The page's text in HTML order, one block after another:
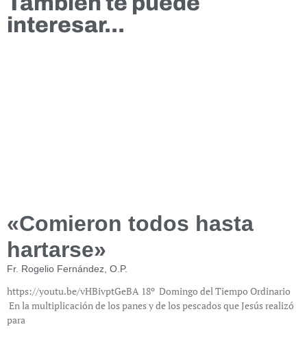
interesar...
«Comieron todos hasta
hartarse»
Fr. Rogelio Fernández, O.P.
https://youtu.be/vHBivptGeBA 18º Domingo del Tiempo Ordinario
En la multiplicación de los panes y de los pescados que Jesús realizó
para